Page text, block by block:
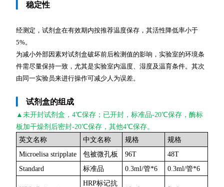
稳定性
经测定，试剂盒在有效期内按推荐温度保存，其活性降低率小于
5%。
为减小外部因素对试剂盒破坏前后检测值的影响，实验室的环境条
件需尽量保持一致，尤其是实验室内温度、湿度及温育条件。其次
由同一实验员来进行操作可减少人为误差。
试剂盒的组成
▲未开封试剂盒，4℃保存；已开封，标准品-20℃保存，酶标
板加干燥剂后密封-20℃保存，其他4℃保存。
英文名称
中文名称 规格
规格
Microelisa stripplate
包被微孔板 96T
48T
Standard
标准品 0.3ml/管*6 0.3ml/管*6
HRP标记抗